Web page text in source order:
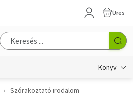
Üres
Könyv
Szórakoztató irodalom